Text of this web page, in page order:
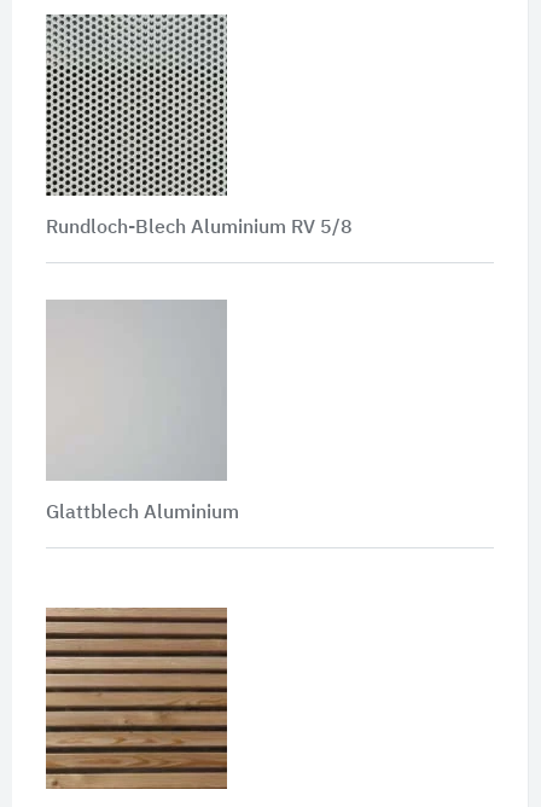
Rundloch-Blech Aluminium RV 5/8
Glattblech Aluminium